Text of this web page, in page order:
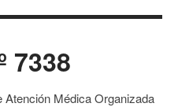
7338
Médica Organizada